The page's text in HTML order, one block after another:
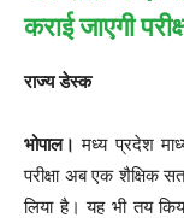
कराई जाएगी
राज्य डेस्क
भोपाल। मध्य प्रदेश
परीक्षा अब एक शैक्षिक
लिया है। यह भी तय